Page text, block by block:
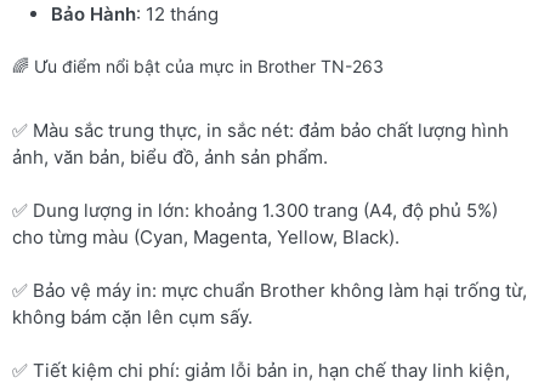
Bảo Hành: 12 tháng
🌈 Ưu điểm nổi bật của mực in Brother TN-263
✅ Màu sắc trung thực, in sắc nét: đảm bảo chất lượng hình
ảnh, văn bản, biểu đồ, ảnh sản phẩm.
✅ Dung lượng in lớn: khoảng 1.300 trang (A4, độ phủ 5%)
cho từng màu (Cyan, Magenta, Yellow, Black).
✅ Bảo vệ máy in: mực chuẩn Brother không làm hại trống từ,
không bám cặn lên cụm sấy.
✅ Tiết kiệm chi phí: giảm lỗi bản in, hạn chế thay linh kiện,